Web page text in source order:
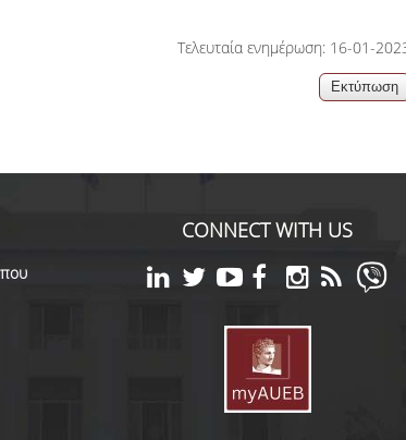
Τελευταία ενημέρωση: 16-01-
CONNECT WITH US